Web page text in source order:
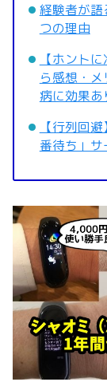
経験者が
つの理由
【ホント
ら感想・
病に効果あ
【行列回
番待ち」サ